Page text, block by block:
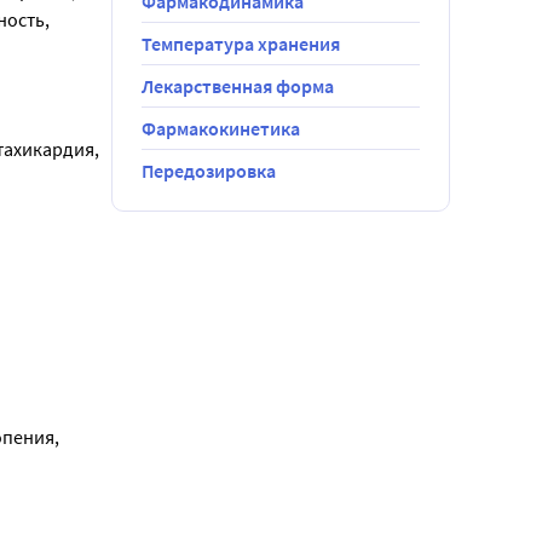
Температура хранения
Лекарственная форма
Фармакокинетика
Передозировка